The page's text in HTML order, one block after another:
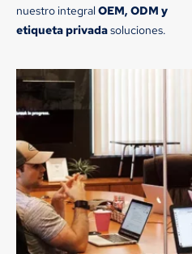
nuestro integral OEM, ODM y
etiqueta privadasoluciones.